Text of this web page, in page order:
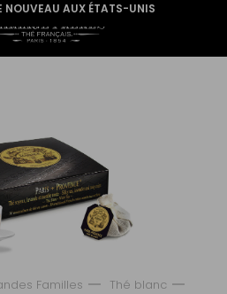
NOUVEAU AUX ÉTATS-UNIS
Familles
Thé blanc